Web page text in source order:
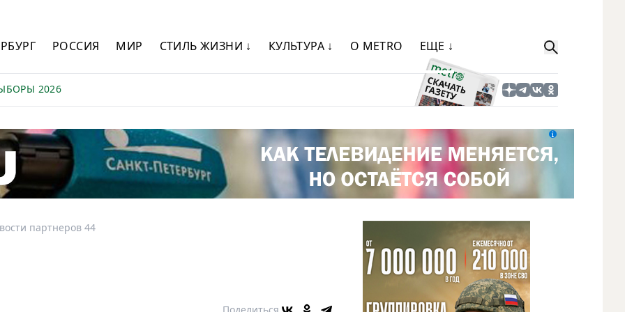
РОССИЯ МИР СТИЛЬ ЖИЗНИ ↓ КУЛЬТУРА ↓ О METRO ЕЩЕ ↓
2026
партнеров 44
Поделиться